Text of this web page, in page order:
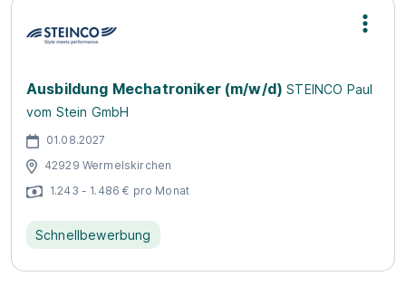
Ausbildung Mechatroniker (m/w/d) STEINCO Paul
vom Stein GmbH
01.08.2027
42929 Wermelskirchen
1.243 - 1.486 € pro Monat
Schnellbewerbung